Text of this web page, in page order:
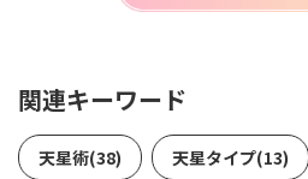
関連キーワード
天星術(38) 天星タイプ(13)